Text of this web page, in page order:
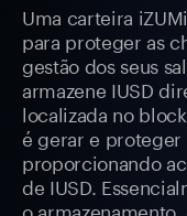
Uma carteira
para proteger as
gestão dos seus
armazene IUSD
localizada no
é gerar e proteger
proporcionando
de IUSD.
o